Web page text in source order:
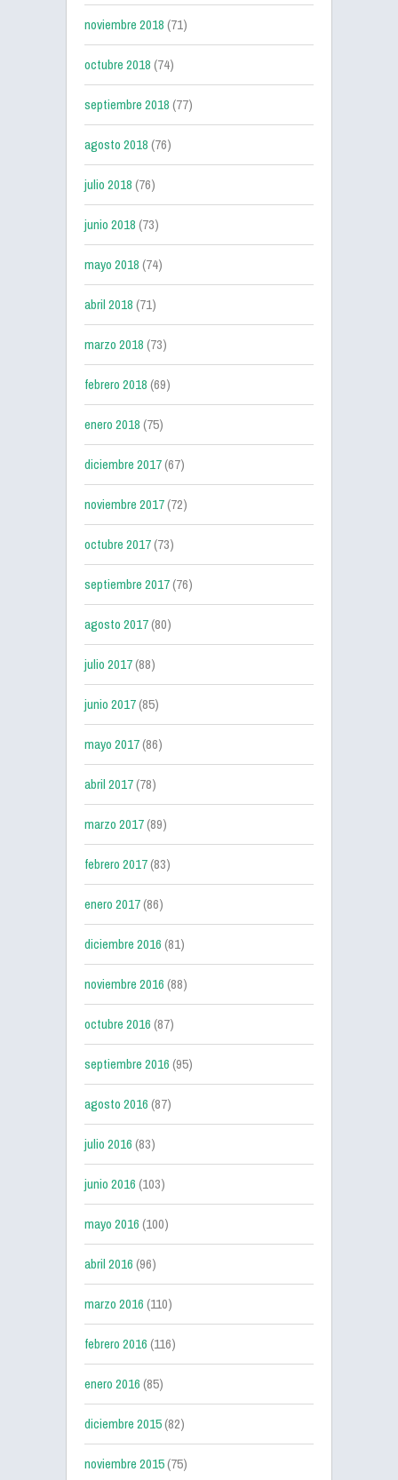
noviembre 2018(71)
octubre 2018(74)
septiembre 2018(77)
agosto 2018(76)
julio 2018(76)
junio 2018(73)
mayo 2018(74)
abril 2018(71)
marzo 2018(73)
febrero 2018(69)
enero 2018(75)
diciembre 2017(67)
noviembre 2017(72)
octubre 2017(73)
septiembre 2017(76)
agosto 2017(80)
julio 2017(88)
junio 2017(85)
mayo 2017(86)
abril 2017(78)
marzo 2017(89)
febrero 2017(83)
enero 2017(86)
diciembre 2016(81)
noviembre 2016(88)
octubre 2016(87)
septiembre 2016(95)
agosto 2016(87)
julio 2016(83)
junio 2016(103)
mayo 2016(100)
abril 2016(96)
marzo 2016(110)
febrero 2016(116)
enero 2016(85)
diciembre 2015(82)
noviembre 2015(75)